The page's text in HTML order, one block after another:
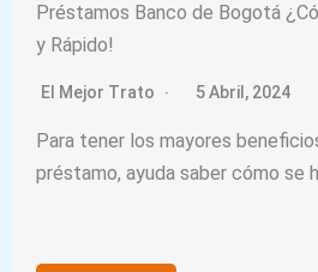
Préstamos Banco de Bogotá
y Rápido!
El Mejor Trato 5 Abril, 2024
Para tener los mayores
préstamo, ayuda saber cómo se